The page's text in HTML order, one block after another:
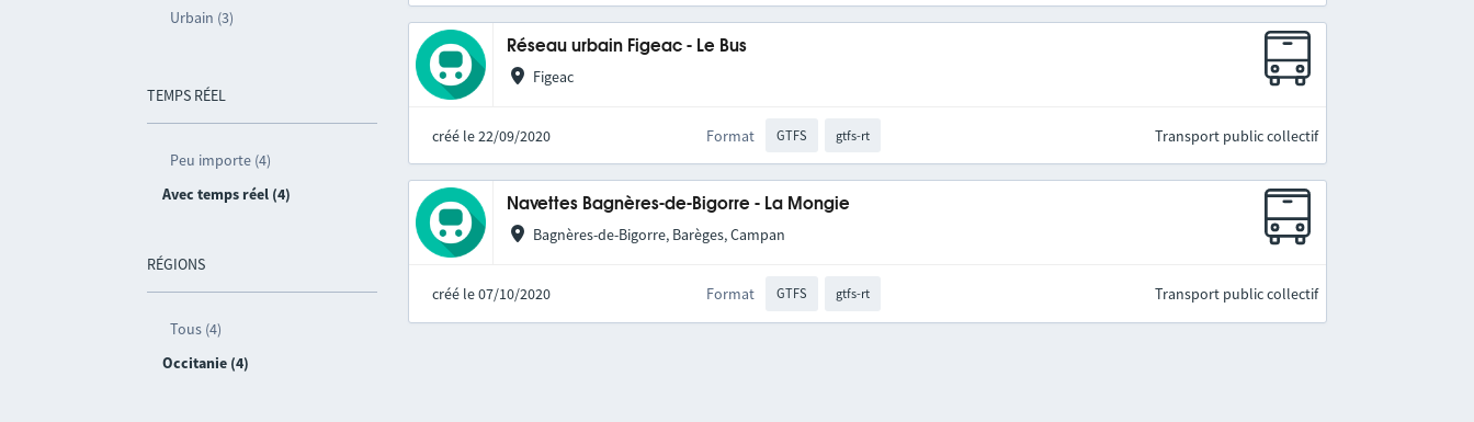
Urbain (3)
TEMPS RÉEL
Peu importe (4)
Avec temps réel (4)
RÉGIONS
Tous (4)
Occitanie (4)
Réseau urbain Figeac - Le Bus
Figeac
créé le 22/09/2020 Format GTFS gtfs-rt Transport public collectif
Navettes Bagnères-de-Bigorre - La Mongie
Bagnères-de-Bigorre, Barèges, Campan
créé le 07/10/2020 Format GTFS gtfs-rt Transport public collectif